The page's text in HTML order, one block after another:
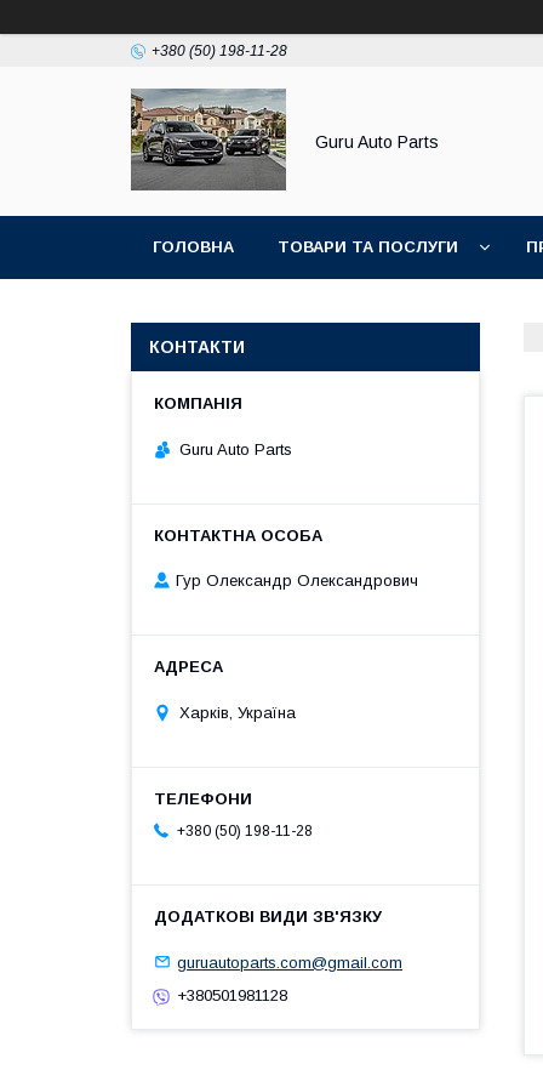
+380 (50) 198-11-28
Guru Auto Parts
ГОЛОВНА ТОВАРИ ТА ПОСЛУГИ
КОНТАКТИ
Guru Auto Parts
Гур Олександр Олександрович
Харків, Україна
+380 (50) 198-11-28
guruautoparts.com@gmail.com
+380501981128